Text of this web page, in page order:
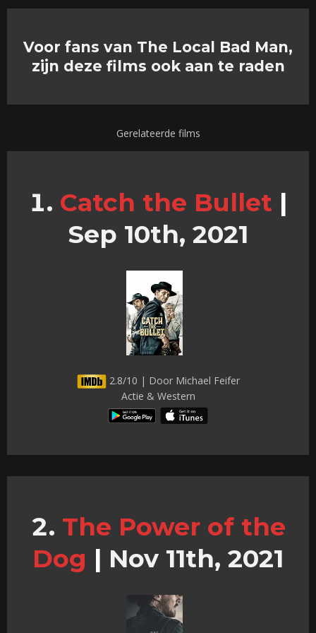
Voor fans van The Local Bad Man,
zijn deze films ook aan te raden
Gerelateerde films
Catch the Bullet |
Sep 10th, 2021
2.8/10 | Door Michael Feifer
Actie & Western
The Power of the
Dog | Nov 11th, 2021